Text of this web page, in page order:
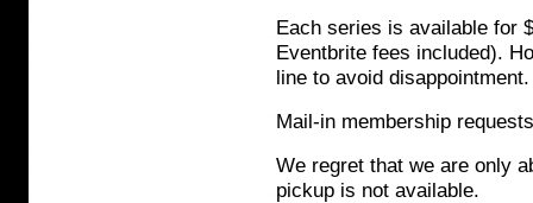
Each series is available for
Eventbrite fees included).
line to avoid disappointment.
Mail-in membership
We regret that we are only
pickup is not available.